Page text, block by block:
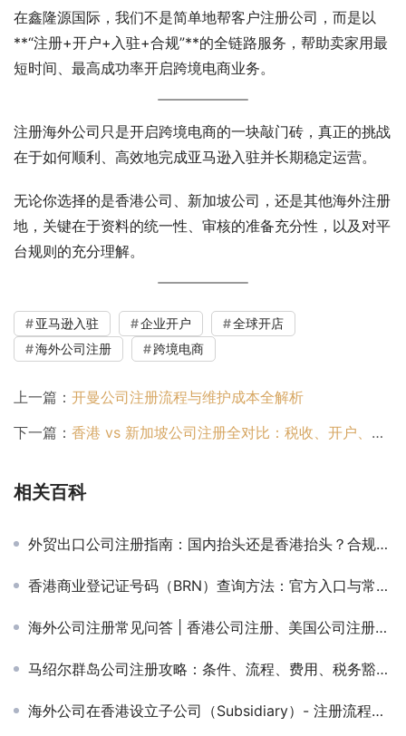
在鑫隆源国际，我们不是简单地帮客户注册公司，而是以
**“注册+开户+入驻+合规”**的全链路服务，帮助卖家用最
短时间、最高成功率开启跨境电商业务。
注册海外公司只是开启跨境电商的一块敲门砖，真正的挑战
在于如何顺利、高效地完成亚马逊入驻并长期稳定运营。
无论你选择的是香港公司、新加坡公司，还是其他海外注册
地，关键在于资料的统一性、审核的准备充分性，以及对平
台规则的充分理解。
亚马逊入驻 企业开户
全球开店
海外公司注册
跨境电商
上一篇： 开曼公司注册流程与维护成本全解析
下一篇： 香港 vs 新加坡公司注册全对比：税收、开户、年审与维护成本分析
相关百科
外贸出口公司注册指南：国内抬头还是香港抬头？合规、开票、收汇一次说清
香港商业登记证号码（BRN）查询方法：官方入口与常见操作
海外公司注册常见问答 | 香港公司注册、美国公司注册、BVI公司对比全攻略
马绍尔群岛公司注册攻略：条件、流程、费用、税务豁免与合规要点
海外公司在香港设立子公司（Subsidiary）- 注册流程与维护指南